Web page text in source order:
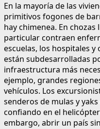
En la mayoría de las
primitivos fogones de
hay chimenea. En
particular contraen
escuelas, los hospitales
están subdesarrolladas
infraestructura más
ejemplo, grandes
vehículos. Los
senderos de mulas y
confiando en el
embargo, abrir un país